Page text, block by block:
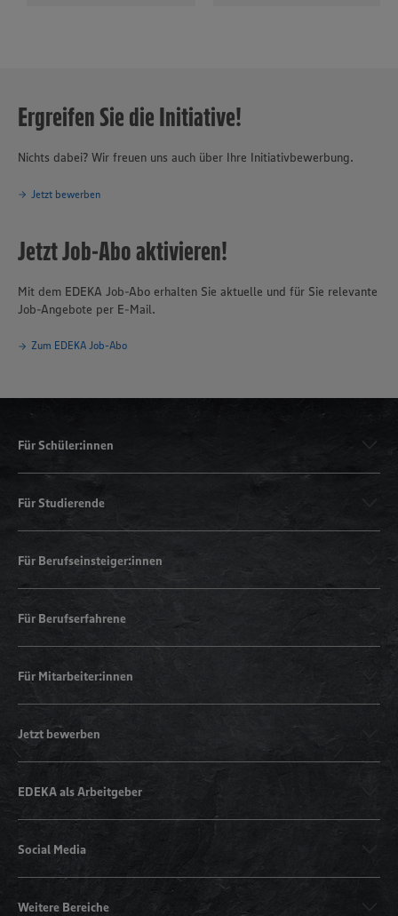
Ergreifen Sie die Initiative!
Nichts dabei? Wir freuen uns auch über Ihre Initiativbewerbung.
Jetzt bewerben
Jetzt Job-Abo aktivieren!
Mit dem EDEKA Job-Abo erhalten Sie aktuelle und für Sie relevante
Job-Angebote per E-Mail.
Zum EDEKA Job-Abo
Für Schüler:innen
Für Studierende
Für Berufseinsteiger:innen
Für Berufserfahrene
Für Mitarbeiter:innen
Jetzt bewerben
EDEKA als Arbeitgeber
Social Media
Weitere Bereiche